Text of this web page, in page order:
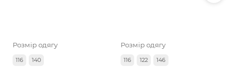
Розмір одягу
116 140
Розмір одягу
116 122 146